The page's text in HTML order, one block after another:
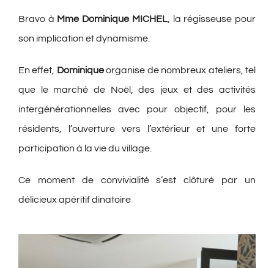
Bravo à Mme Dominique MICHEL, la régisseuse pour
son implication et dynamisme.
En effet, Dominiqueorganise de nombreux ateliers, tel
que le marché de Noël, des jeux et des activités
intergénérationnelles avec pour objectif, pour les
résidents, l’ouverture vers l’extérieur et une forte
participation à la vie du village.
Ce moment de convivialité s’est clôturé par un
délicieux apéritif dinatoire